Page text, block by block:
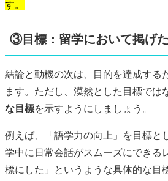
す。
③目標：留学において掲げ
結論と動機の次は、目的を達成する
ます。ただし、漠然とした目標では
な目標を示すようにしましょう。
例えば、「語学力の向上」を目標と
学中に日常会話がスムーズにできる
標にした」というような具体的な目